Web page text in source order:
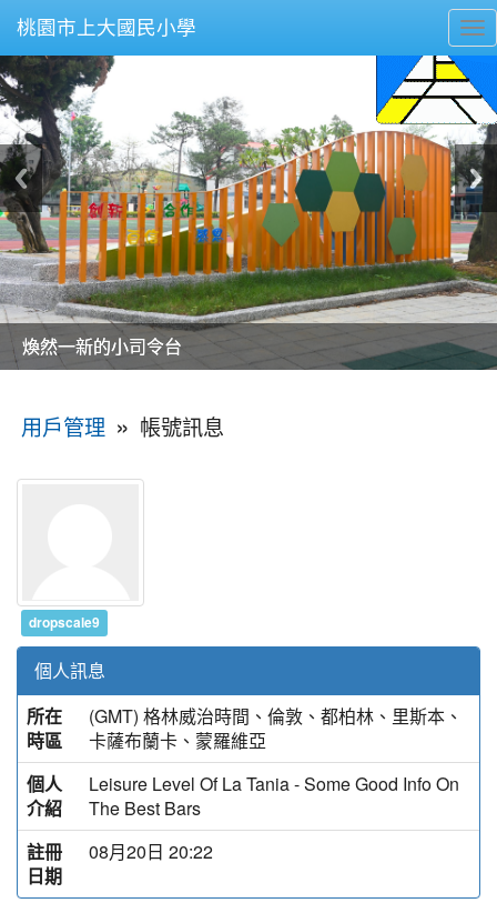
桃園市上大國民小學
美麗的操場是我們活力的來源
美麗的操場是我們活力的來源
煥然一新的小司令台
煥然一新的小司令台
富含桃園埤塘田園風光意象的中廊
富含桃園埤塘田園風光意象的中廊
嶄新的中庭廣場
嶄新的中庭廣場
水生池生生不息
水生池生生不息
用戶管理 » 帳號訊息
dropscale9
個人訊息
所在
時區
(GMT) 格林威治時間、倫敦、都柏林、里斯本、
卡薩布蘭卡、蒙羅維亞
個人
介紹
Leisure Level Of La Tania - Some Good Info On
The Best Bars
註冊
日期
08月20日 20:22